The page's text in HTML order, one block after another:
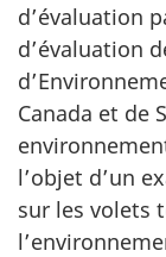
d’évaluation
d’évaluation
Canada et de
l’objet d’un
sur les volets